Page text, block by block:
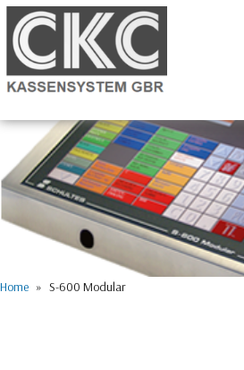
CKC-Kassensysteme
Home » S-600 Modular